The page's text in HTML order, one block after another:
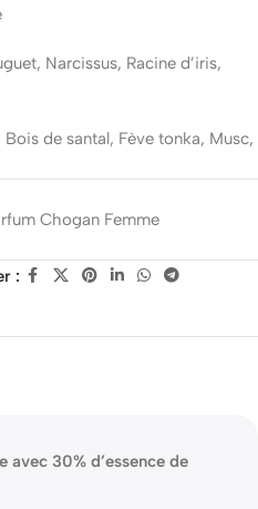
Narcissus, Racine d’iris,
de santal, Fève tonka, Musc,
Chogan Femme
:
avec 30% d’essence de